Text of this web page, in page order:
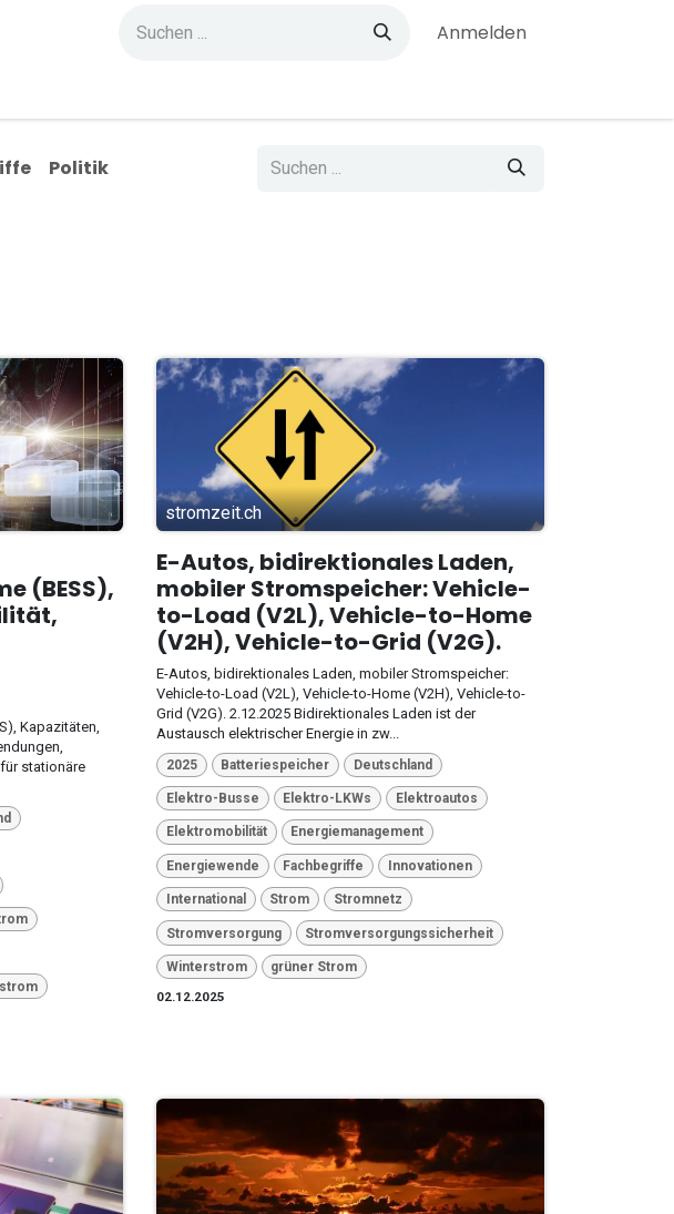
Anmelden
Politik
(BESS),
Kapazitäten,
stationäre
stromzeit.ch
E-Autos, bidirektionales Laden,
mobiler Stromspeicher: Vehicle-
to-Load (V2L), Vehicle-to-Home
(V2H), Vehicle-to-Grid (V2G).
E-Autos, bidirektionales Laden, mobiler Stromspeicher:
Vehicle-to-Load (V2L), Vehicle-to-Home (V2H), Vehicle-to-
Grid (V2G). 2.12.2025 Bidirektionales Laden ist der
Austausch elektrischer Energie in zw...
2025 Batteriespeicher Deutschland
Elektro-Busse Elektro-LKWs Elektroautos
Elektromobilität Energiemanagement
Energiewende Fachbegriffe Innovationen
International Strom Stromnetz
Stromversorgung Stromversorgungssicherheit
Winterstrom
grüner Strom
02.12.2025